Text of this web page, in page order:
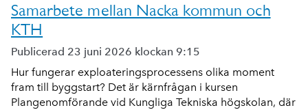
Samarbete mellan Nacka kommun och
KTH
Publicerad 23 juni 2026 klockan 9:15
Hur fungerar exploateringsprocessens olika moment
fram till byggstart? Det är kärnfrågan i kursen
Plangenomförande vid Kungliga Tekniska högskolan, där